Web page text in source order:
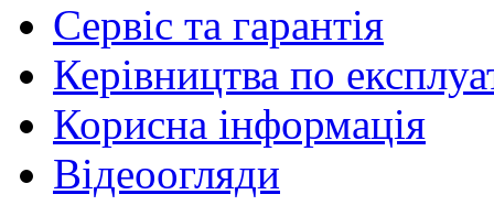
Сервіс та гарантія
Керівництва по
Корисна інформація
Відеоогляди